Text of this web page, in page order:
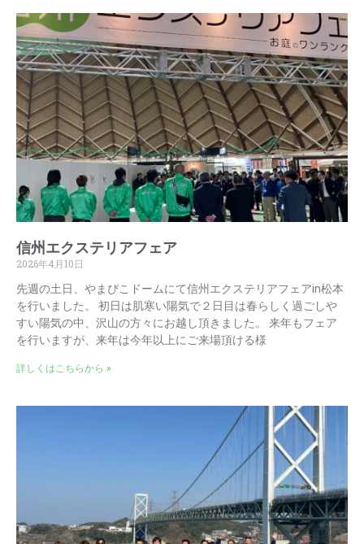
信州エクステリアフェア
2026年4月10日
先週の土日、やまびこドームにて信州エクステリアフェアin松本
を行いました。 初日は肌寒い陽気で２日目は春らしく過ごしや
すい陽気の中、沢山の方々にお越し頂きました。 来年もフェア
を行いますが、来年は今年以上にご来場頂ける様
詳しくはこちらから »